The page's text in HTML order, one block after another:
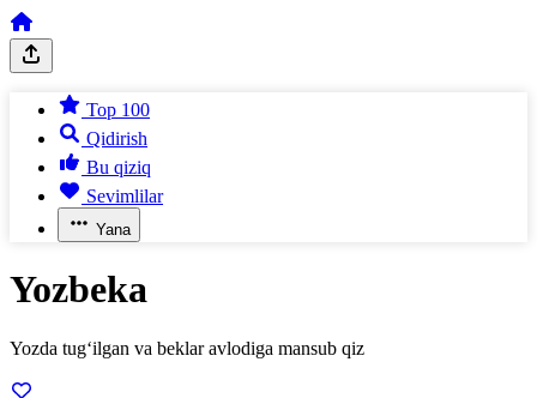
Top 100
Qidirish
Bu qiziq
Sevimlilar
Yana
Yozbeka
Yozda tug‘ilgan va beklar avlodiga mansub qiz